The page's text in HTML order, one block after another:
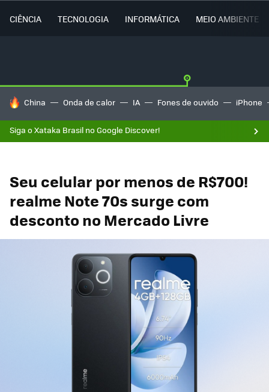
CIÊNCIA TECNOLOGIA INFORMÁTICA MEIO AMBIENTE
TENDÊNCIAS DO DIA
China Onda de calor IA Fones de ouvido iPhone
Siga o Xataka Brasil no Google Discover!
Seu celular por menos de R$700!
realme Note 70s surge com
desconto no Mercado Livre